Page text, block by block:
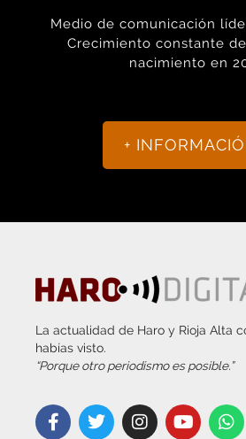
Medio de comunicación
Crecimiento constante
nacimiento en
+
La actualidad de Haro y Rioja Alta
habías visto.
“Porque otro periodismo es posible.”